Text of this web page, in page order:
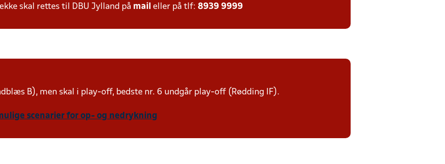
skal rettes til DBU Jylland på mail eller på tlf: 8939 9999
B), men skal i play-off, bedste nr. 6 undgår play-off (Rødding IF).
scenarier for op- og nedrykning